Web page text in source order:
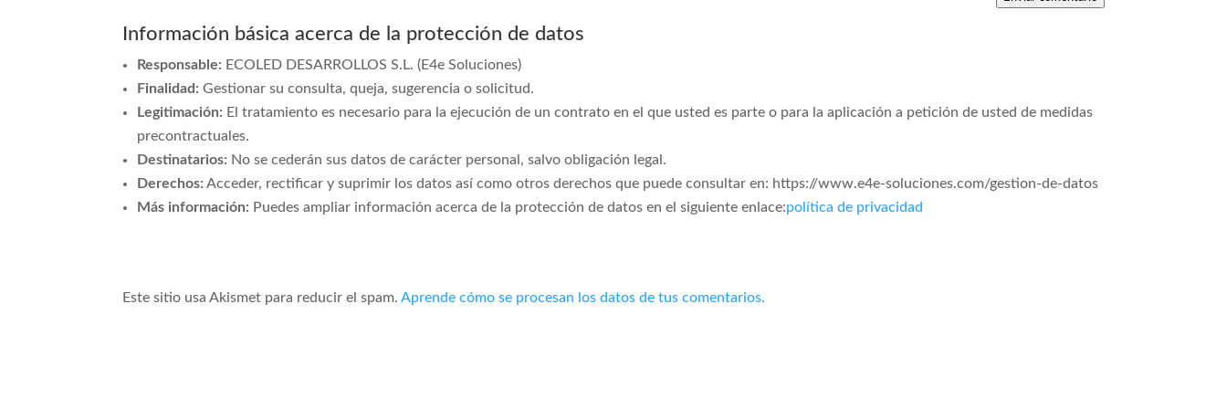
Información básica acerca de la protección de datos
Responsable: ECOLED DESARROLLOS S.L. (E4e Soluciones)
Finalidad: Gestionar su consulta, queja, sugerencia o solicitud.
Legitimación: El tratamiento es necesario para la ejecución de un contrato en el que usted es parte o para la aplicación a petición de usted de medidas
precontractuales.
Destinatarios: No se cederán sus datos de carácter personal, salvo obligación legal.
Derechos: Acceder, rectificar y suprimir los datos así como otros derechos que puede consultar en: https://www.e4e-soluciones.com/gestion-de-datos
Más información: Puedes ampliar información acerca de la protección de datos en el siguiente enlace:política de privacidad
Este sitio usa Akismet para reducir el spam.Aprende cómo se procesan los datos de tus comentarios.